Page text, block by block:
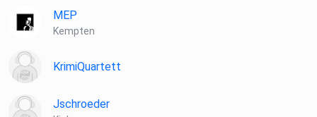
MEP
Kempten
KrimiQuartett
Jschroeder